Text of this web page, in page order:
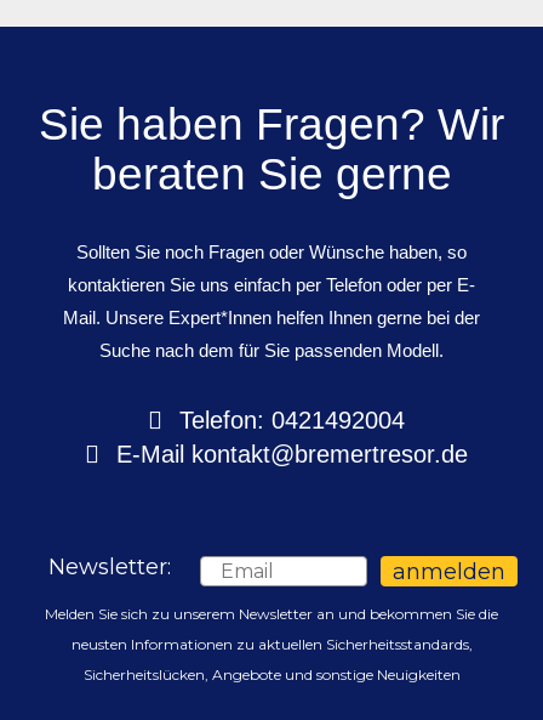
Sie haben Fragen? Wir
beraten Sie gerne
Sollten Sie noch Fragen oder Wünsche haben, so
kontaktieren Sie uns einfach per Telefon oder per E-
Mail. Unsere Expert*Innen helfen Ihnen gerne bei der
Suche nach dem für Sie passenden Modell.
Telefon: 0421492004
E-Mail
kontakt@bremertresor.de
Newsletter: Email anmelden
Melden Sie sich zu unserem Newsletter an und bekommen Sie die
neusten Informationen zu aktuellen Sicherheitsstandards,
Sicherheitslücken, Angebote und sonstige Neuigkeiten